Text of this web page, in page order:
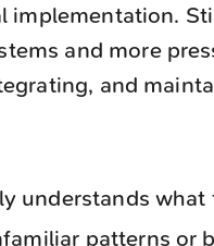
implementation.
and more
and
understands
patterns or